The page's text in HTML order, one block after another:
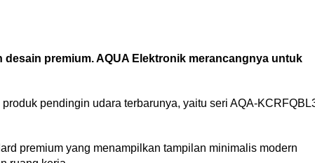
desain premium. AQUA Elektronik merancangnya untuk
pendingin udara terbarunya, yaitu seri AQA-
premium yang menampilkan tampilan minimalis modern